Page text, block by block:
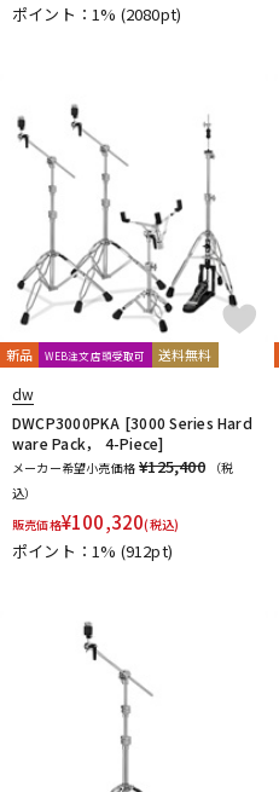
ポイント：1% (2080pt)
新品 WEB注文店頭受取可 送料無料
dw
DWCP3000PKA [3000 Series Hard
ware Pack， 4-Piece]
メーカー希望小売価格 ¥125,400
（税
込）
販売価格¥100,320(税込)
ポイント：1% (912pt)